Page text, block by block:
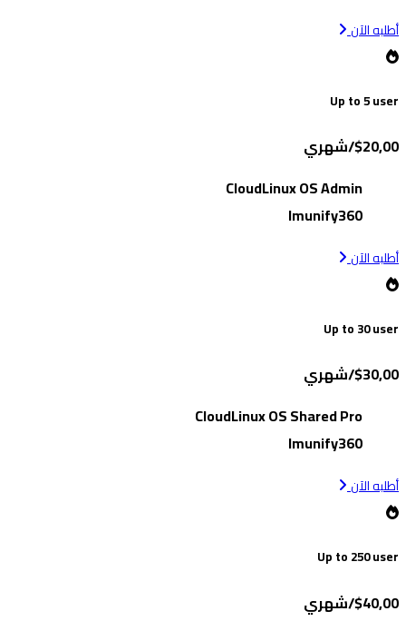
أطلبه الآن
Up to 5 user
$20,00/شهري
CloudLinux OS Admin
Imunify360
أطلبه الآن
Up to 30 user
$30,00/شهري
CloudLinux OS Shared Pro
Imunify360
أطلبه الآن
Up to 250 user
$40,00/شهري